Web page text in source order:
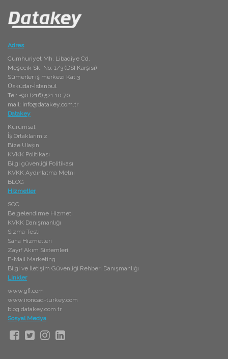
Adres
Cumhuriyet Mh. Libadiye Cd.
Meşecik Sk. No: 1/3 (DSI Karşısı)
Sümerler iş merkezi Kat:3
Üsküdar-İstanbul
Tel: +90 (216) 521 10 70
mail: info@datakey.com.tr
Datakey
Kurumsal
İş Ortaklarımız
Bize Ulaşın
KVKK Politikası
Bilgi güvenliği Politikası
KVKK Aydınlatma Metni
BLOG
Hizmetler
SOC
Belgelendirme Hizmeti
KVKK Danışmanlığı
Sızma Testi
Saha Hizmetleri
Zayıf Akım Sistemleri
E-Mail Marketing
Bilgi ve İletişim Güvenliği Rehberi Danışmanlığı
Linkler
www.gfi.com
www.ironcad-turkey.com
blog.datakey.com.tr
Sosyal Medya